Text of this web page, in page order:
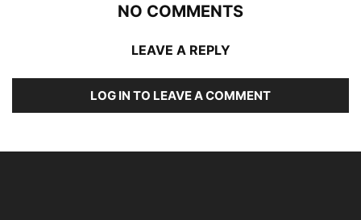
NO COMMENTS
LEAVE A REPLY
LOG IN TO LEAVE A COMMENT